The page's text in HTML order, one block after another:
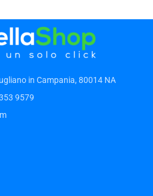
in Campania, 80014 NA
9579